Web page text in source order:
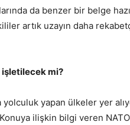
da benzer bir belge
artık uzayın daha
işletilecek mi?
yolculuk yapan ülkeler yer
ilişkin bilgi veren